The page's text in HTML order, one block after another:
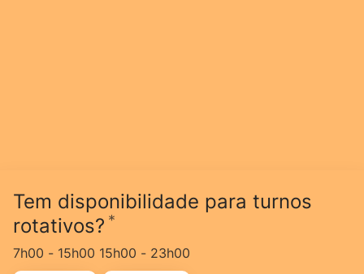
Tem disponibilidade para turnos
rotativos? *
7h00 - 15h00 15h00 - 23h00